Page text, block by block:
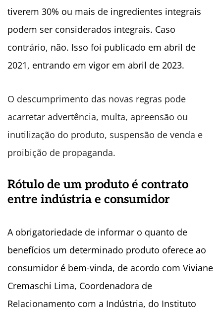
tiverem 30% ou mais de ingredientes integrais
podem ser considerados integrais. Caso
contrário, não. Isso foi publicado em abril de
2021, entrando em vigor em abril de 2023.
O descumprimento das novas regras pode
acarretar advertência, multa, apreensão ou
inutilização do produto, suspensão de venda e
proibição de propaganda.
Rótulo de um produto é contrato
entre indústria e consumidor
A obrigatoriedade de informar o quanto de
benefícios um determinado produto oferece ao
consumidor é bem-vinda, de acordo com Viviane
Cremaschi Lima, Coordenadora de
Relacionamento com a Indústria, do Instituto